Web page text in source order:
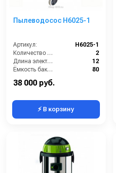
Пылеводосос Н6025-1
Артикул:
Н6025-1
Количество турбин (шт):
2
Длина электрического кабеля (м):
12
Ёмкость бака (л):
80
Сила всасывания (мбар):
38 000 руб.
⚡ В корзину